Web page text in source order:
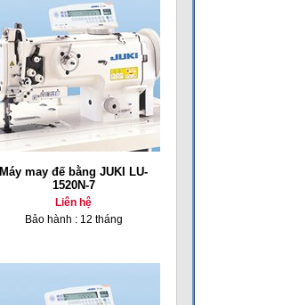
Máy may đế bằng JUKI LU-
1520N-7
Liên hệ
Bảo hành : 12 tháng